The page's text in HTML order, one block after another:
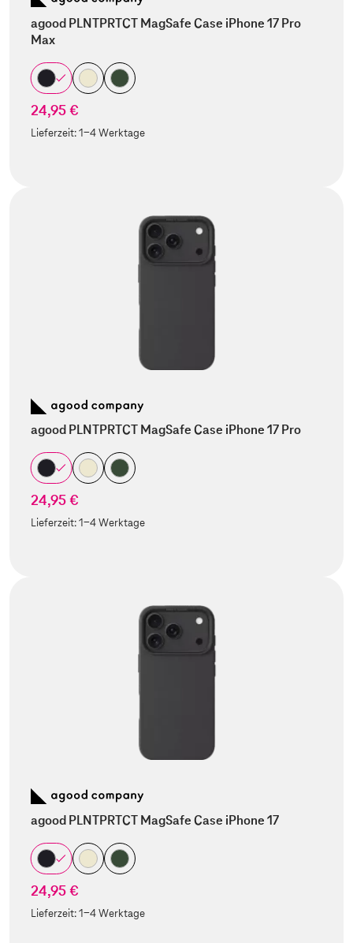
agood PLNTPRTCT MagSafe Case iPhone 17 Pro
Max
24,95 €
Lieferzeit:1-4 Werktage
agood PLNTPRTCT MagSafe Case iPhone 17 Pro
24,95 €
Lieferzeit:1-4 Werktage
agood PLNTPRTCT MagSafe Case iPhone 17
24,95 €
Lieferzeit:1-4 Werktage